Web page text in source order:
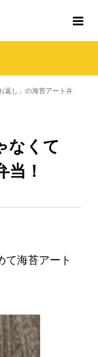
返し」の海苔アート弁
なくて
当！
て海苔アート